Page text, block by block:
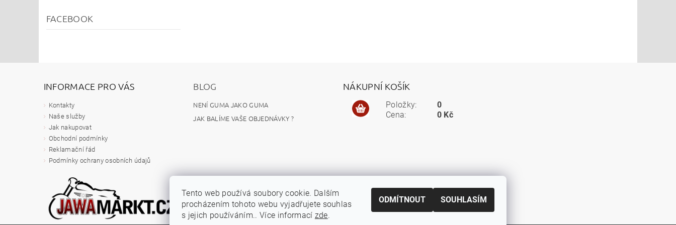
FACEBOOK
INFORMACE PRO VÁS
Kontakty
Naše služby
Jak nakupovat
Obchodní podmínky
Reklamační řád
Podmínky ochrany osobních údajů
BLOG
NENÍ GUMA JAKO GUMA
JAK BALÍME VAŠE OBJEDNÁVKY ?
NÁKUPNÍ KOŠÍK
Položky:
Cena:
0
0 Kč
Tento web používá soubory cookie. Dalším
procházením tohoto webu vyjadřujete souhlas
s jejich používáním.. Více informací zde.
ODMÍTNOUT SOUHLASÍM